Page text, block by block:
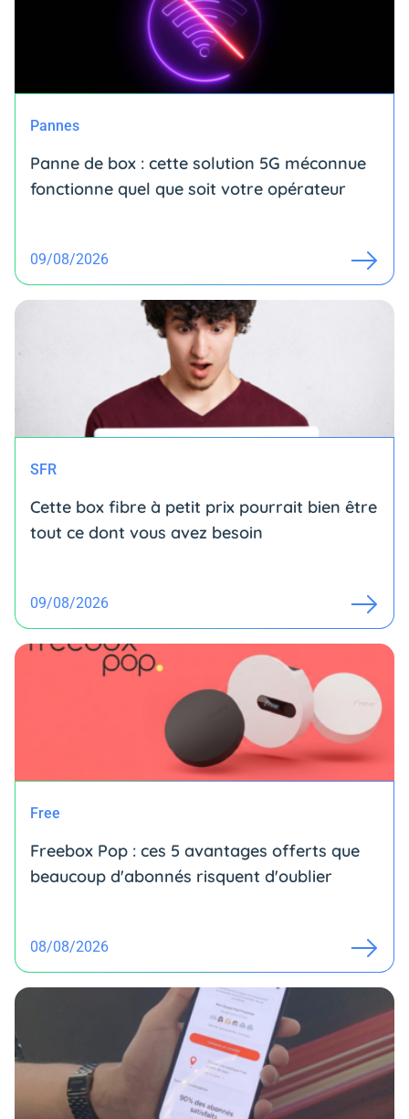
Pannes
Panne de box : cette solution 5G méconnue
fonctionne quel que soit votre opérateur
09/08/2026
SFR
Cette box fibre à petit prix pourrait bien être
tout ce dont vous avez besoin
09/08/2026
Free
Freebox Pop : ces 5 avantages offerts que
beaucoup d'abonnés risquent d'oublier
08/08/2026